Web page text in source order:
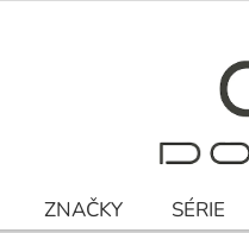
ZNAČKY SÉRIE